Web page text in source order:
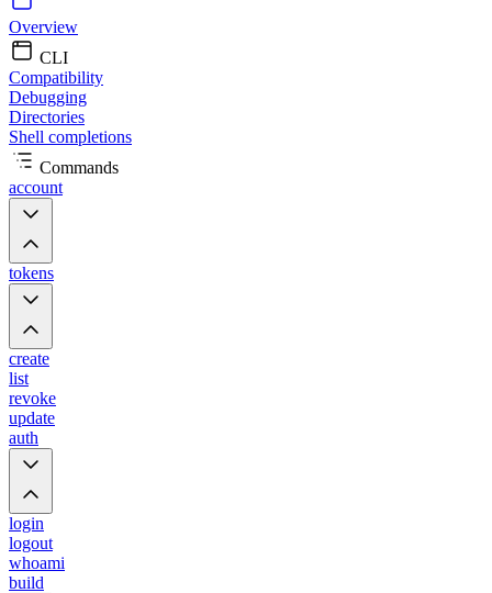
Overview
CLI
Compatibility
Debugging
Directories
Shell completions
Commands
account
tokens
create
list
revoke
update
auth
login
logout
whoami
build